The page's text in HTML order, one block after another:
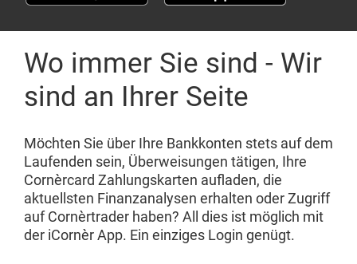
Wo immer Sie sind - Wir
sind an Ihrer Seite
Möchten Sie über Ihre Bankkonten stets auf dem
Laufenden sein, Überweisungen tätigen, Ihre
Cornèrcard Zahlungskarten aufladen, die
aktuellsten Finanzanalysen erhalten oder Zugriff
auf Cornèrtrader haben? All dies ist möglich mit
der iCornèr App. Ein einziges Login genügt.